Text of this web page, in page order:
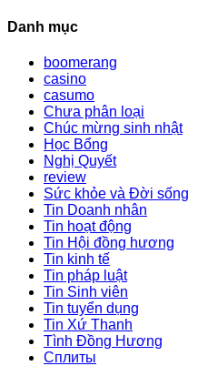
Danh mục
boomerang
casino
casumo
Chưa phân loại
Chúc mừng sinh nhật
Học Bổng
Nghị Quyết
review
Sức khỏe và Đời sống
Tin Doanh nhân
Tin hoạt động
Tin Hội đồng hương
Tin kinh tế
Tin pháp luật
Tin Sinh viên
Tin tuyển dụng
Tin Xứ Thanh
Tình Đồng Hương
Сплиты